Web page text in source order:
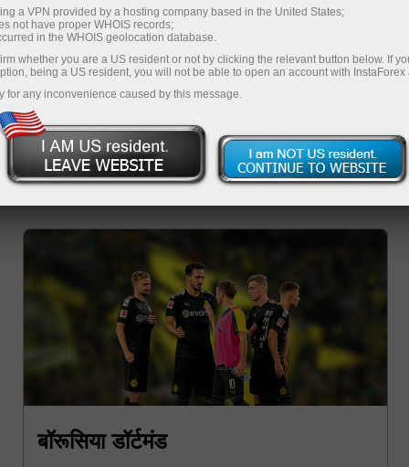
बॉरूसिया डॉर्टमंड
a VPN provided by a hosting company based in the United States;
not have proper WHOIS records;
in the WHOIS geolocation database.
whether you are a US resident or not by clicking the relevant button below. If
being a US resident, you will not be able to open an account with InstaForex
for any inconvenience caused by this message.